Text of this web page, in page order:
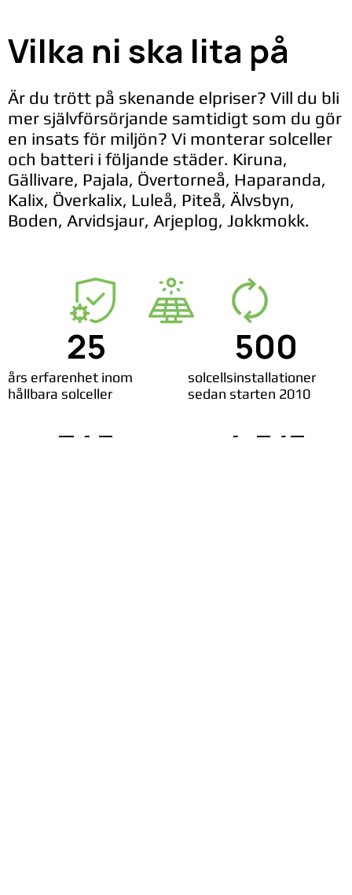
Vilka ni ska lita på
Är du trött på skenande elpriser? Vill du bli
mer självförsörjande samtidigt som du gör
en insats för miljön? Vi monterar solceller
och batteri i följande städer. Kiruna,
Gällivare, Pajala, Övertorneå, Haparanda,
Kalix, Överkalix, Luleå, Piteå, Älvsbyn,
Boden, Arvidsjaur, Arjeplog, Jokkmokk.
25
års erfarenhet inom
hållbara solceller
345
500
solcellsinstallationer
sedan starten 2010
4,5/5